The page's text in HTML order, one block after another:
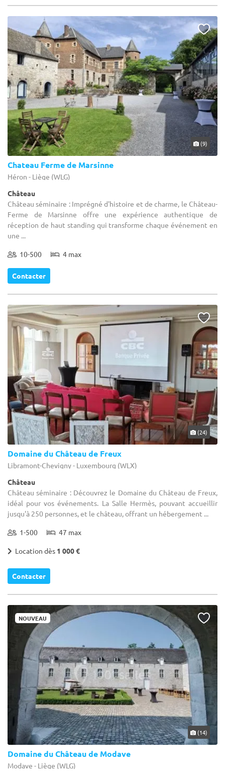
(9)
Chateau Ferme de Marsinne
Héron - Liège (WLG)
Château
Château séminaire : Imprégné d'histoire et de charme, le Château-
Ferme de Marsinne offre une expérience authentique de
réception de haut standing qui transforme chaque événement en
une ...
10-500 4 max
Contacter
(24)
Domaine du Château de Freux
Libramont-Chevigny - Luxembourg (WLX)
Château
Château séminaire : Découvrez le Domaine du Château de Freux,
idéal pour vos événements. La Salle Hermès, pouvant accueillir
jusqu'à 250 personnes, et le château, offrant un hébergement ...
1-500 47 max
Location dès 1 000 €
Contacter
NOUVEAU
(14)
Domaine du Château de Modave
Modave - Liège (WLG)